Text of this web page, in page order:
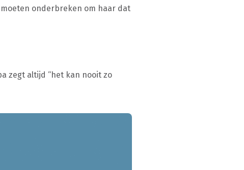
onderbreken om haar dat
zegt altijd “het kan nooit zo